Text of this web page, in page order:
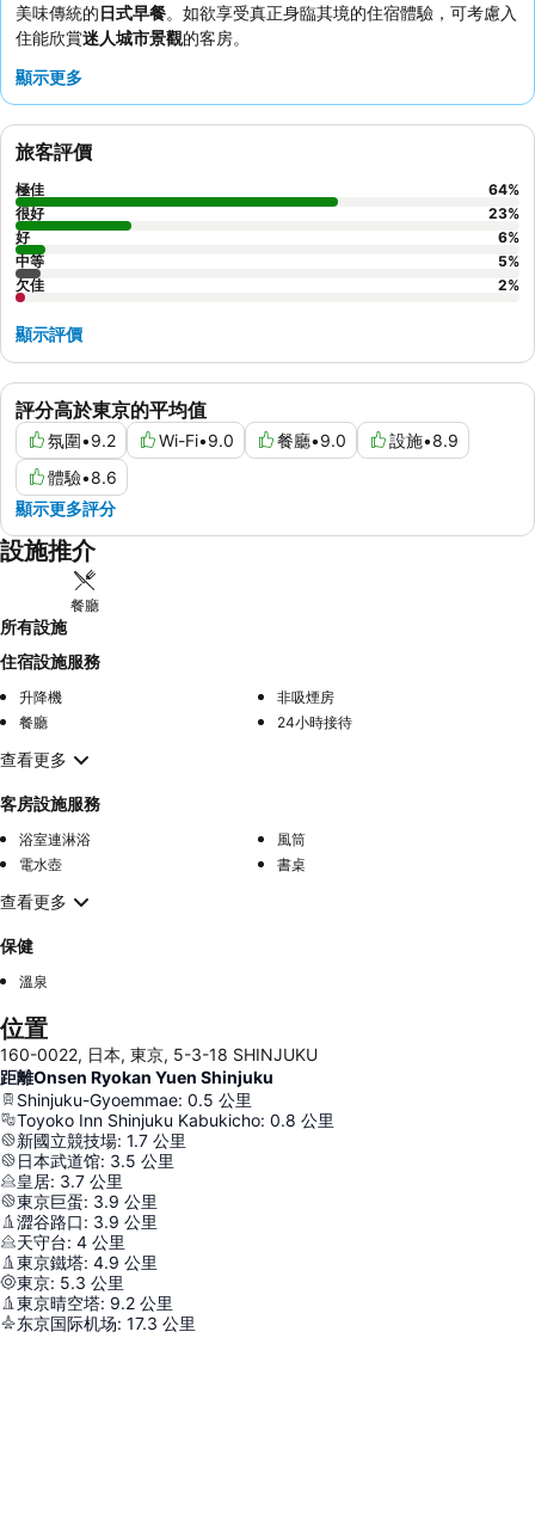
美味傳統的日式早餐。如欲享受真正身臨其境的住宿體驗，可考慮入
住能欣賞迷人城市景觀的客房。
顯示更多
評分高於東京的平均值
氛圍•9.2 Wi-Fi•9.0 餐廳•9.0 設施•8.9
體驗•8.6
顯示更多評分
旅客評價
極佳 64%
很好
23%
好
6%
中等
5%
欠佳
2%
顯示評價
設施推介
餐廳
所有設施
住宿設施服務
升降機
非吸煙房
餐廳
24小時接待
查看更多
客房設施服務
浴室連淋浴
風筒
電水壺
書桌
查看更多
保健
溫泉
位置
160-0022, 日本, 東京, 5-3-18 SHINJUKU
距離Onsen Ryokan Yuen Shinjuku
Shinjuku-Gyoemmae: 0.5 公里
Toyoko Inn Shinjuku Kabukicho: 0.8 公里
新國立競技場: 1.7 公里
日本武道馆: 3.5 公里
皇居: 3.7 公里
東京巨蛋: 3.9 公里
澀谷路口: 3.9 公里
天守台: 4 公里
東京鐵塔: 4.9 公里
東京: 5.3 公里
東京晴空塔: 9.2 公里
东京国际机场: 17.3 公里